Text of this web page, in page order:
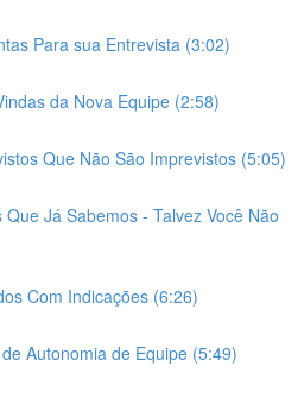
Para sua Entrevista (3:02)
da Nova Equipe (2:58)
Que Não São Imprevistos (5:05)
Já Sabemos - Talvez Você Não
Com Indicações (6:26)
Autonomia de Equipe (5:49)